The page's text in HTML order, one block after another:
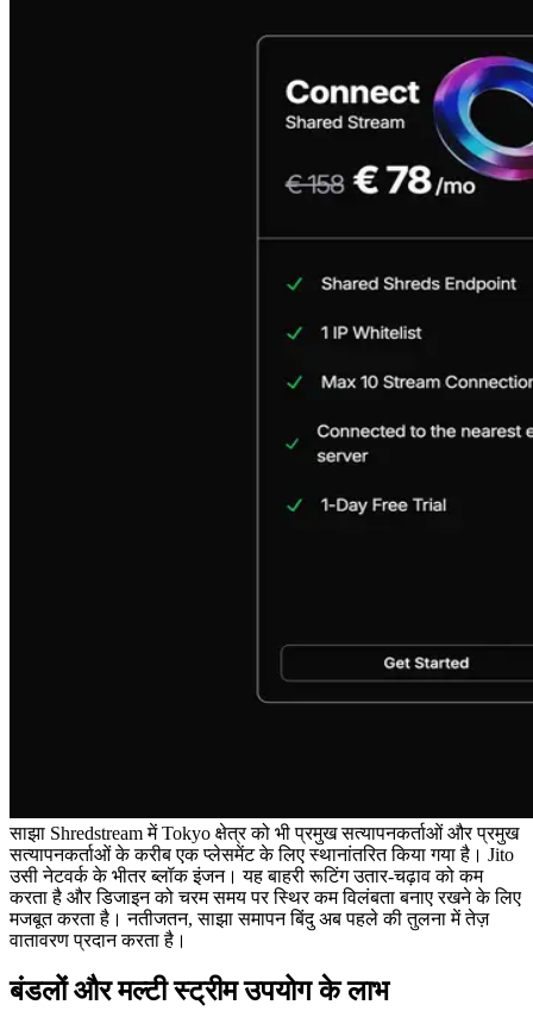
साझा Shredstream में Tokyo क्षेत्र को भी प्रमुख सत्यापनकर्ताओं और प्रमुख
सत्यापनकर्ताओं के करीब एक प्लेसमेंट के लिए स्थानांतरित किया गया है। Jito
उसी नेटवर्क के भीतर ब्लॉक इंजन। यह बाहरी रूटिंग उतार-चढ़ाव को कम
करता है और डिजाइन को चरम समय पर स्थिर कम विलंबता बनाए रखने के लिए
मजबूत करता है। नतीजतन, साझा समापन बिंदु अब पहले की तुलना में तेज़
वातावरण प्रदान करता है।
बंडलों और मल्टी स्ट्रीम उपयोग के लाभ